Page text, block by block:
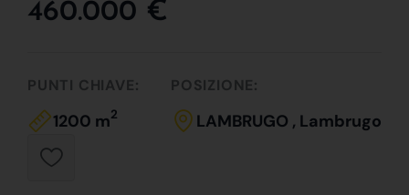
460.000 €
PUNTI CHIAVE:
1200 m2
POSIZIONE:
LAMBRUGO , Lambrugo